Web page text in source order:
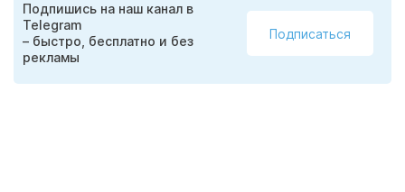
Подпишись на наш канал в
Telegram
– быстро, бесплатно и без
рекламы
Подписаться